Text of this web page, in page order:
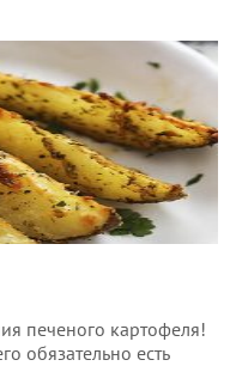
печеного картофеля!
обязательно есть